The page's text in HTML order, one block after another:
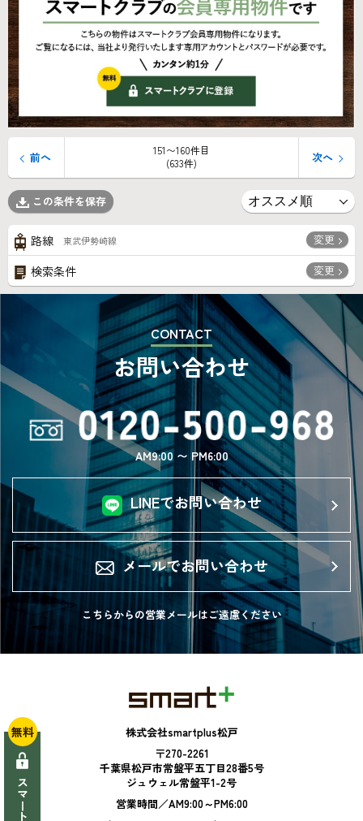
151〜160件目
(633件)
前へ 次へ
この条件を保存
路線 東武伊勢崎線 変更
検索条件 変更
CONTACT
お問い合わせ
AM9:00 〜 PM6:00
LINEでお問い合わせ
メールでお問い合わせ
こちらからの営業メールはご遠慮ください
株式会社smartplus松戸
〒270-2261
千葉県松戸市常盤平五丁目28番5号
ジュウェル常盤平1-2号
営業時間／AM9:00～PM6:00
無料